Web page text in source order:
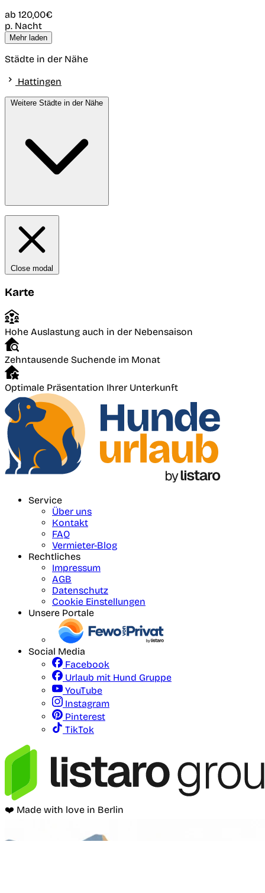
ab 120,00€
p. Nacht
Mehr laden
Städte in der Nähe
Hattingen
Weitere Städte in der Nähe
Close modal
Karte
Hohe Auslastung auch in der Nebensaison
Zehntausende Suchende im Monat
Optimale Präsentation Ihrer Unterkunft
Service
Über uns
Kontakt
FAQ
Vermieter-Blog
Rechtliches
Impressum
AGB
Datenschutz
Cookie Einstellungen
Unsere Portale
Social Media
Facebook
Urlaub mit Hund Gruppe
YouTube
Instagram
Pinterest
TikTok
❤️ Made with love in Berlin